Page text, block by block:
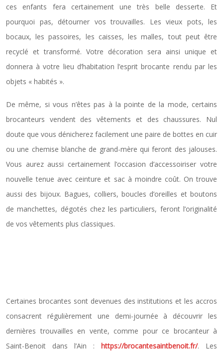
ces enfants fera certainement une très belle desserte. Et
pourquoi pas, détourner vos trouvailles. Les vieux pots, les
bocaux, les passoires, les caisses, les malles, tout peut être
recyclé et transformé. Votre décoration sera ainsi unique et
donnera à votre lieu d’habitation l’esprit brocante rendu par les
objets « habités ».
De même, si vous n’êtes pas à la pointe de la mode, certains
brocanteurs vendent des vêtements et des chaussures. Nul
doute que vous dénicherez facilement une paire de bottes en cuir
ou une chemise blanche de grand-mère qui feront des jalouses.
Vous aurez aussi certainement l’occasion d’accessoiriser votre
nouvelle tenue avec ceinture et sac à moindre coût. On trouve
aussi des bijoux. Bagues, colliers, boucles d’oreilles et boutons
de manchettes, dégotés chez les particuliers, feront l’originalité
de vos vêtements plus classiques.
Certaines brocantes sont devenues des institutions et les accros
consacrent régulièrement une demi-journée à découvrir les
dernières trouvailles en vente, comme pour ce brocanteur à
Saint-Benoit dans l’Ain : https://brocantesaintbenoit.fr/. Les